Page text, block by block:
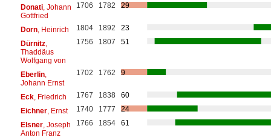
Donati, Johann
Gottfried
1706 1782 29
Dorn, Heinrich 1804 1892
23
Dürnitz,
Thaddäus
Wolfgang von
1756 1807 51
Eberlin,
Johann Ernst
1702 1762 9
Eck, Friedrich 1767 1838
60
Eichner, Ernst 1740 1777
24
Elsner, Joseph
Anton Franz
1766 1854 61